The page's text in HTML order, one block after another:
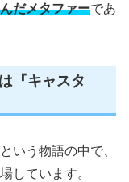
だメタファーであ
『キャスタ
いう物語の中で、
しています。